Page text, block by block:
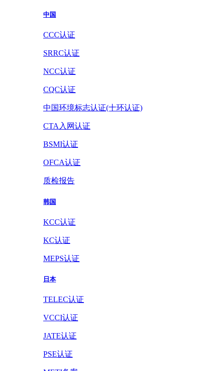
中国
CCC认证
SRRC认证
NCC认证
CQC认证
中国环境标志认证(十环认证)
CTA入网认证
BSMI认证
OFCA认证
质检报告
韩国
KCC认证
KC认证
MEPS认证
日本
TELEC认证
VCCI认证
JATE认证
PSE认证